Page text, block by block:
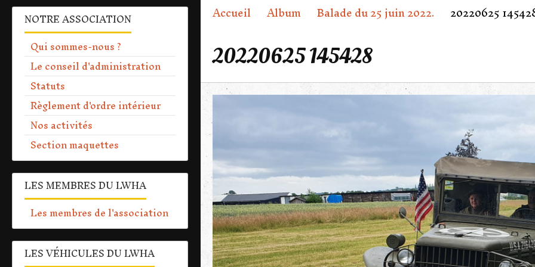
Accueil Album Balade du 25 juin 2022. 20220625
20220625 145428
NOTRE ASSOCIATION
Qui sommes-nous ?
Le conseil d'administration
Statuts
Règlement d'ordre intérieur
Nos activités
Section maquettes
LES MEMBRES DU LWHA
Les membres de l'association
LES VÉHICULES DU LWHA